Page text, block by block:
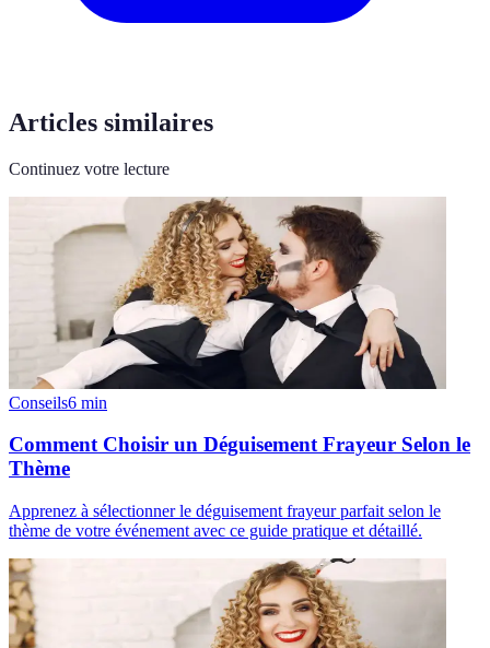
Articles similaires
Continuez votre lecture
Conseils6 min
Comment Choisir un Déguisement Frayeur Selon le
Thème
Apprenez à sélectionner le déguisement frayeur parfait selon le
thème de votre événement avec ce guide pratique et détaillé.